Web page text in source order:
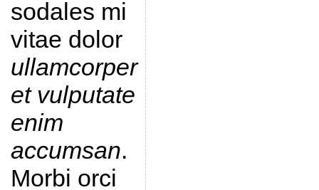
sodales mi
vitae dolor
ullamcorper
et vulputate
enim
accumsan.
Morbi orci